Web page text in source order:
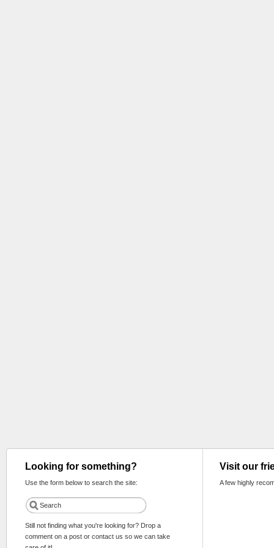
Looking for something?
Use the form below to search the site:
Still not finding what you're looking for? Drop a
comment on a post or contact us so we can take
Visit our
A few highly